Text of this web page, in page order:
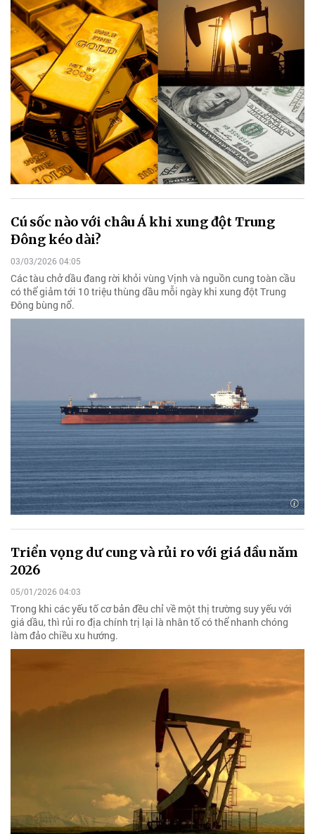
Cú sốc nào với châu Á khi xung đột Trung
Đông kéo dài?
03/03/2026 04:05
Các tàu chở dầu đang rời khỏi vùng Vịnh và nguồn cung toàn cầu
có thể giảm tới 10 triệu thùng dầu mỗi ngày khi xung đột Trung
Đông bùng nổ.
Triển vọng dư cung và rủi ro với giá dầu năm
2026
05/01/2026 04:03
Trong khi các yếu tố cơ bản đều chỉ về một thị trường suy yếu với
giá dầu, thì rủi ro địa chính trị lại là nhân tố có thể nhanh chóng
làm đảo chiều xu hướng.